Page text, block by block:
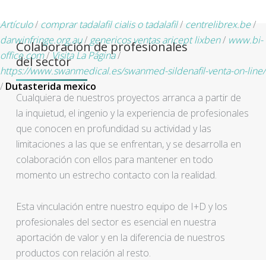
Artículo/ comprar tadalafil cialis o tadalafil/ centrelibrex.be/
darwinfringe.org.au/ genericos ventas aricept lixben/ www.bi-
office.com/Visita La Página/
https://www.swanmedical.es/swanmed-sildenafil-venta-on-line/
/ Dutasterida mexico
Colaboración de profesionales
del sector
Cualquiera de nuestros proyectos arranca a partir de
la inquietud, el ingenio y la experiencia de profesionales
que conocen en profundidad su actividad y las
limitaciones a las que se enfrentan, y se desarrolla en
colaboración con ellos para mantener en todo
momento un estrecho contacto con la realidad.
Esta vinculación entre nuestro equipo de I+D y los
profesionales del sector es esencial en nuestra
aportación de valor y en la diferencia de nuestros
productos con relación al resto.